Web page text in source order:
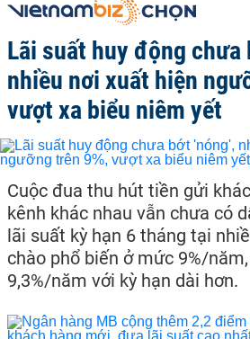
Lãi suất huy động chưa
nhiều nơi xuất hiện
vượt xa biểu niêm yết
Cuộc đua thu hút tiền gửi
kênh khác nhau vẫn chưa có
lãi suất kỳ hạn 6 tháng tại
chào phổ biến ở mức 9%/
9,3%/năm với kỳ hạn dài hơn.